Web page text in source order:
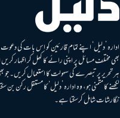
ادارہ ’دلیل‘ اپنے تمام قارئین کو اس بات کی دعوت
بھی مختلف مسائل پر اپنی رائے کا کھل کر اظہار
ہر تحریر پر تبصرے کی سہولت کا استعمال کریں۔
لکھنے کا متمنی ہو، وہ ادارہ ’دلیل‘ کا مستقل رکن بن
نگارشات شامل کرسکتا ہے۔